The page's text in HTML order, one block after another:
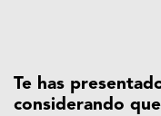
Te has
considerando